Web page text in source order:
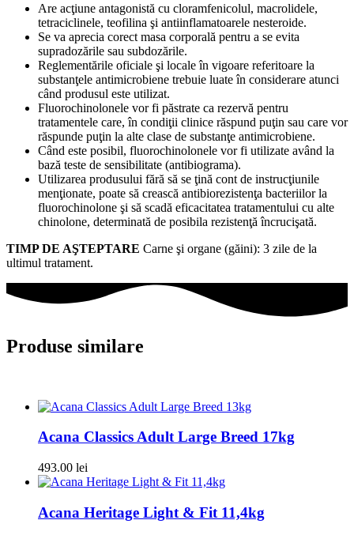
Are acţiune antagonistă cu cloramfenicolul, macrolidele,
tetraciclinele, teofilina şi antiinflamatoarele nesteroide.
Se va aprecia corect masa corporală pentru a se evita
supradozările sau subdozările.
Reglementările oficiale şi locale în vigoare referitoare la
substanţele antimicrobiene trebuie luate în considerare atunci
când produsul este utilizat.
Fluorochinolonele vor fi păstrate ca rezervă pentru
tratamentele care, în condiţii clinice răspund puţin sau care vor
răspunde puţin la alte clase de substanţe antimicrobiene.
Când este posibil, fluorochinolonele vor fi utilizate având la
bază teste de sensibilitate (antibiograma).
Utilizarea produsului fără să se ţină cont de instrucţiunile
menţionate, poate să crească antibiorezistenţa bacteriilor la
fluorochinolone şi să scadă eficacitatea tratamentului cu alte
chinolone, determinată de posibila rezistenţă încrucişată.
TIMP DE AŞTEPTARE Carne şi organe (găini): 3 zile de la
ultimul tratament.
Produse similare
Acana Classics Adult Large Breed 17kg
493.00 lei
Acana Heritage Light & Fit 11,4kg